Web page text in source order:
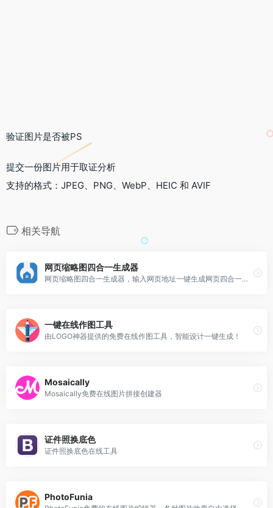
验证图片是否被PS
提交一份图片用于取证分析
支持的格式：JPEG、PNG、WebP、HEIC 和 AVIF
相关导航
网页缩略图四合一生成器
网页缩略图四合一生成器，输入网页地址一键生成网页四合一缩略图，可截图保存。
一键在线作图工具
由LOGO神器提供的免费在线作图工具，智能设计一键生成！
Mosaically
Mosaically免费在线图片拼接创建器
证件照换底色
证件照换底色在线工具
PhotoFunia